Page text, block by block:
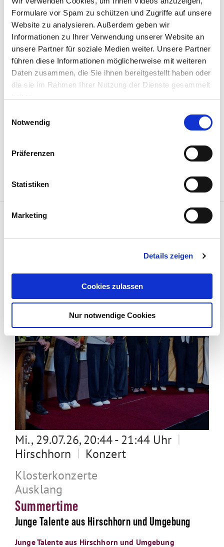
Formulare vor Spam zu schützen und Zugriffe auf unsere
Website zu analysieren. Außerdem geben wir
Informationen zu Ihrer Verwendung unserer Website an
unsere Partner für soziale Medien weiter. Unsere Partner
führen diese Informationen möglicherweise mit weiteren
Daten zusammen, die Sie ihnen bereitgestellt haben oder
die sie im Rahmen Ihrer Nutzung der Dienste gesammelt
Notwendig
Präferenzen
Statistiken
Marketing
Details zeigen
Cookies zulassen
Nur notwendige Cookies
Mi., 22.07.26, 20:44 - 21:44 Uhr|
Hirschhorn |Konzert
Klosterkonzerte
Ausklang
Tanz der Klänge
UVI-Ensemble
Veranstalter: Förderverein Klosterkirche e.V.
Mi., 29.07.26, 20:44 - 21:44 Uhr |
Hirschhorn | Konzert
Klosterkonzerte
Ausklang
Summertime
Junge Talente aus Hirschhorn und Umgebung
Junge Talente aus Hirschhorn und Umgebung